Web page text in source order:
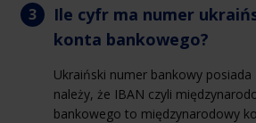
Ile cyfr ma numer
konta bankowego?
Ukraiński numer bankowy posiada
należy, że IBAN czyli
bankowego to międzynarodowy